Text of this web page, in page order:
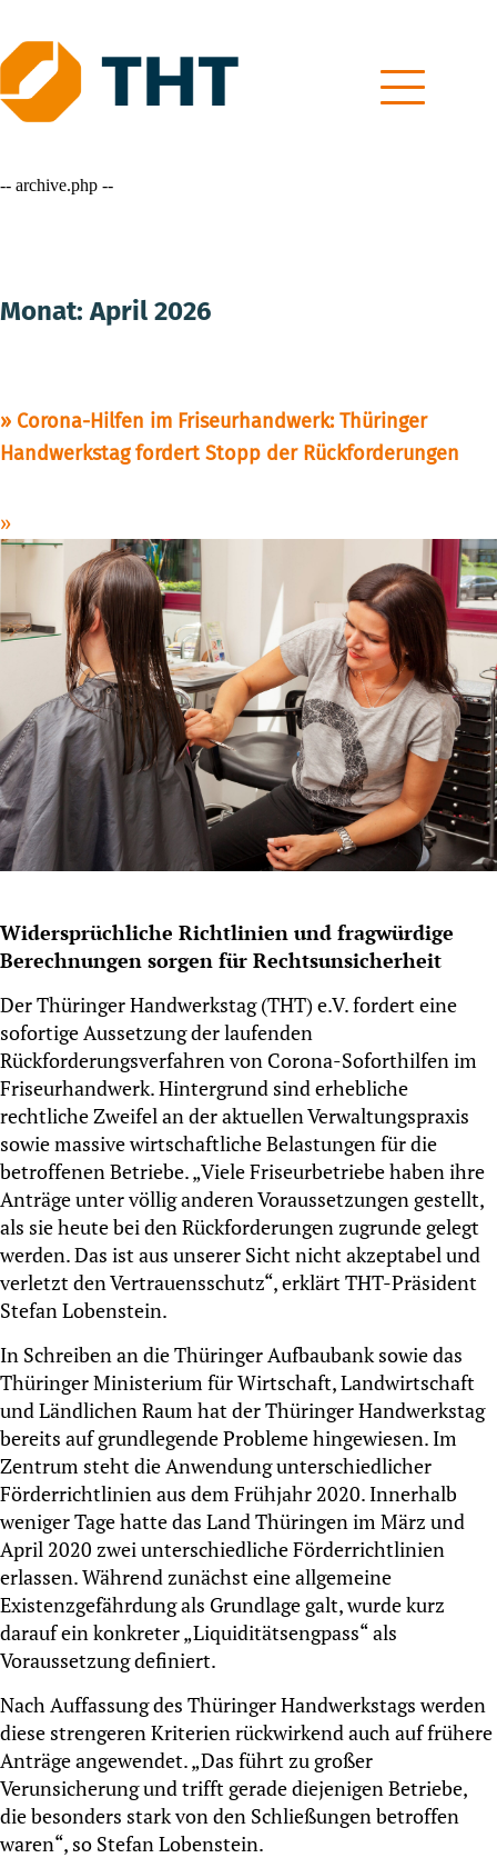
to
content
-- archive.php --
Monat:April 2026
Corona-Hilfen im Friseurhandwerk: Thüringer
Handwerkstag fordert Stopp der Rückforderungen
Widersprüchliche Richtlinien und fragwürdige
Berechnungen sorgen für Rechtsunsicherheit
Der Thüringer Handwerkstag (THT) e.V. fordert eine
sofortige Aussetzung der laufenden
Rückforderungsverfahren von Corona-Soforthilfen im
Friseurhandwerk. Hintergrund sind erhebliche
rechtliche Zweifel an der aktuellen Verwaltungspraxis
sowie massive wirtschaftliche Belastungen für die
betroffenen Betriebe. „Viele Friseurbetriebe haben ihre
Anträge unter völlig anderen Voraussetzungen gestellt,
als sie heute bei den Rückforderungen zugrunde gelegt
werden. Das ist aus unserer Sicht nicht akzeptabel und
verletzt den Vertrauensschutz“, erklärt THT-Präsident
Stefan Lobenstein.
In Schreiben an die Thüringer Aufbaubank sowie das
Thüringer Ministerium für Wirtschaft, Landwirtschaft
und Ländlichen Raum hat der Thüringer Handwerkstag
bereits auf grundlegende Probleme hingewiesen. Im
Zentrum steht die Anwendung unterschiedlicher
Förderrichtlinien aus dem Frühjahr 2020. Innerhalb
weniger Tage hatte das Land Thüringen im März und
April 2020 zwei unterschiedliche Förderrichtlinien
erlassen. Während zunächst eine allgemeine
Existenzgefährdung als Grundlage galt, wurde kurz
darauf ein konkreter „Liquiditätsengpass“ als
Voraussetzung definiert.
Nach Auffassung des Thüringer Handwerkstags werden
diese strengeren Kriterien rückwirkend auch auf frühere
Anträge angewendet. „Das führt zu großer
Verunsicherung und trifft gerade diejenigen Betriebe,
die besonders stark von den Schließungen betroffen
waren“, so Stefan Lobenstein.